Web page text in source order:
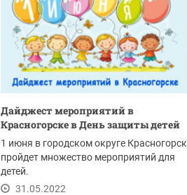
Дайджест мероприятий в
Красногорске в День защиты детей
1 июня в городском округе Красногорск
пройдет множество мероприятий для
детей.
31.05.2022